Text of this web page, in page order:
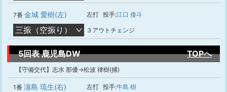
7番 金城 愛樹(左) 左打 投手:江口 倭斗
三振（空振り） ３アウトチェンジ
5回表 鹿児島DW TOPへ
【守備交代】志水 那優→松波 律樹(捕)
1番 濵島 琉生(右) 左打 投手:牛島 樹